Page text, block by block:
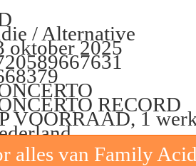
/ Alternative
oktober 2025
RECORD
VOORRAAD, 1
alles van Family